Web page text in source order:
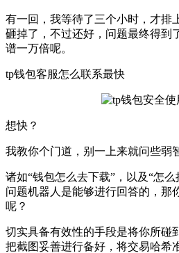
有一回，我等待了三个小时，才排
砸掉了，不过还好，问题最终得到
谱一万倍呢。
tp钱包客服怎么联系最快
想快？
我教你个门道，别一上来就问些弱
诸如“钱包怎么去下载”，以及“怎
问题机器人是能够进行回答的，那
呢？
切实具备有效性的手段是将你所碰
把截图妥善进行备好，将交易哈希